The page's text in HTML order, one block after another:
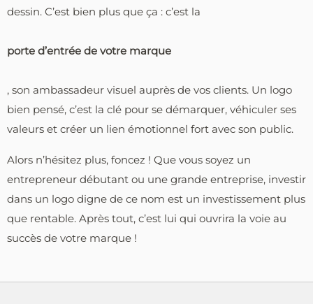
dessin. C’est bien plus que ça : c’est la
porte d’entrée de votre marque
, son ambassadeur visuel auprès de vos clients. Un logo
bien pensé, c’est la clé pour se démarquer, véhiculer ses
valeurs et créer un lien émotionnel fort avec son public.
Alors n’hésitez plus, foncez ! Que vous soyez un
entrepreneur débutant ou une grande entreprise, investir
dans un logo digne de ce nom est un investissement plus
que rentable. Après tout, c’est lui qui ouvrira la voie au
succès de votre marque !